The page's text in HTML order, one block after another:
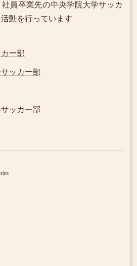
社員卒業先の中央学院大学サッカ
動を行っています
ー部
ッカー部
ッカー部